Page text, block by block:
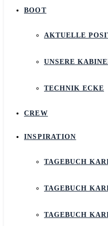
BOOT
AKTUELLE
UNSERE
TECHNIK ECKE
CREW
INSPIRATION
TAGEBUCH
TAGEBUCH
TAGEBUCH